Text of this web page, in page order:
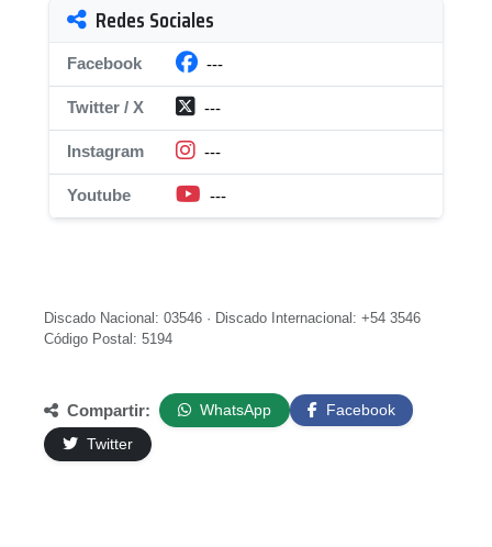
Redes Sociales
Facebook ---
Twitter / X ---
Instagram ---
Youtube ---
Discado Nacional: 03546 · Discado Internacional: +54 3546
Código Postal: 5194
Compartir: WhatsApp
Facebook
Twitter